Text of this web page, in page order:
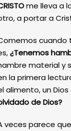
me lleva a
a portar a
cuando
¿Tenemos
material y
la primera
alimento, un
de Dios?
veces parece